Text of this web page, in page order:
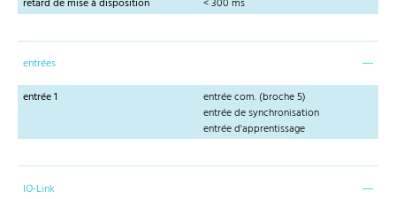
retard de mise à disposition < 300 ms
entrées
entrée 1
entrée com. (broche 5)
entrée de synchronisation
entrée d'apprentissage
IO-Link